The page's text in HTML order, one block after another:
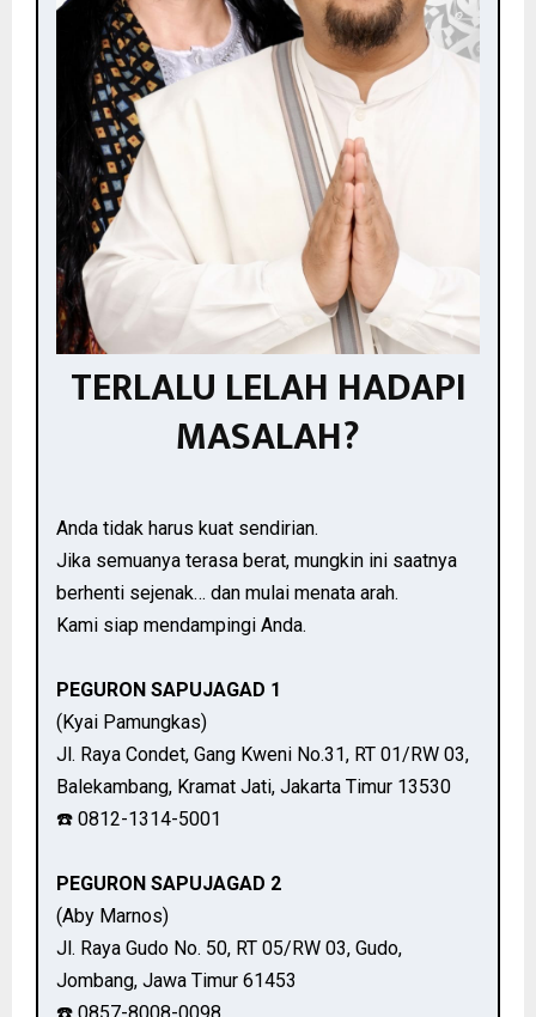
TERLALU LELAH HADAPI
MASALAH?
Anda tidak harus kuat sendirian.
Jika semuanya terasa berat, mungkin ini saatnya
berhenti sejenak… dan mulai menata arah.
Kami siap mendampingi Anda.
PEGURON SAPUJAGAD 1
(Kyai Pamungkas)
Jl. Raya Condet, Gang Kweni No.31, RT 01/RW 03,
Balekambang, Kramat Jati, Jakarta Timur 13530
☎️ 0812-1314-5001
PEGURON SAPUJAGAD 2
(Aby Marnos)
Jl. Raya Gudo No. 50, RT 05/RW 03, Gudo,
Jombang, Jawa Timur 61453